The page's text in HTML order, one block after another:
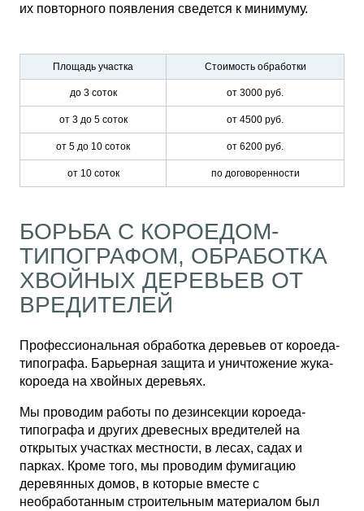
их повторного появления сведется к минимуму.
Площадь участка Стоимость обработки
до 3 соток от 3000 руб.
от 3 до 5 соток от 4500 руб.
от 5 до 10 соток от 6200 руб.
от 10 соток по договоренности
БОРЬБА С КОРОЕДОМ-
ТИПОГРАФОМ, ОБРАБОТКА
ХВОЙНЫХ ДЕРЕВЬЕВ ОТ
ВРЕДИТЕЛЕЙ
Профессиональная обработка деревьев от короеда-
типографа. Барьерная защита и уничтожение жука-
короеда на хвойных деревьях.
Мы проводим работы по дезинсекции короеда-
типографа и других древесных вредителей на
открытых участках местности, в лесах, садах и
парках. Кроме того, мы проводим фумигацию
деревянных домов, в которые вместе с
необработанным строительным материалом был